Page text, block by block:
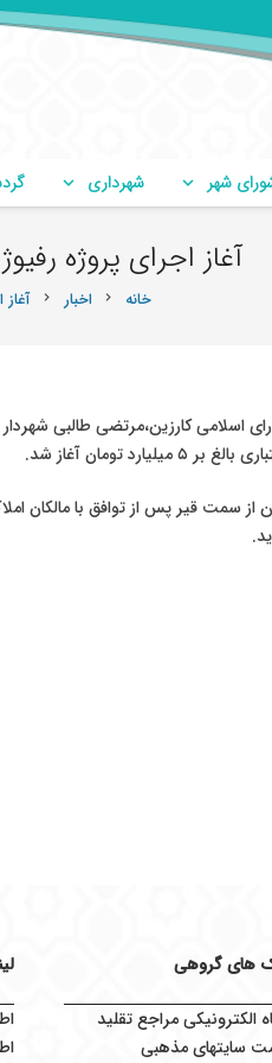
شهر شهرداری
آغاز اجرای پروژه
خانه chevron_right اخبار chevron_right
اسلامی کارزین،مرتضی طالبی
تومان آغاز شد.
از سمت قیر پس از توافق با مالکان
های گروهی
الکترونیکی مراجع تقلید
سایتهای مذهبی